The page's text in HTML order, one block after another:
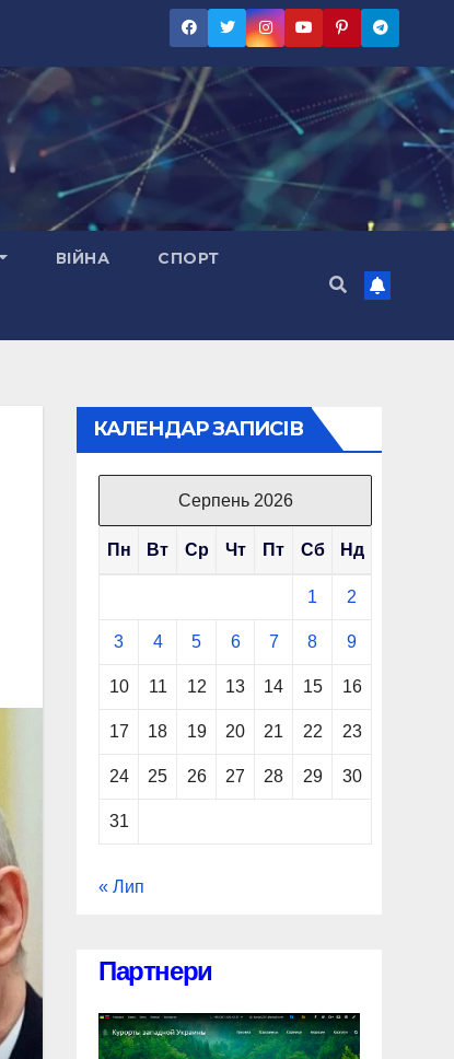
ВІЙНА СПОРТ
КАЛЕНДАР ЗАПИСІВ
Серпень 2026
Пн Вт Ср Чт Пт Сб Нд
1 2
3 4 5 6 7 8 9
10 11 12 13 14 15 16
17 18 19 20 21 22 23
24 25 26 27 28 29 30
31
« Лип
Партнери